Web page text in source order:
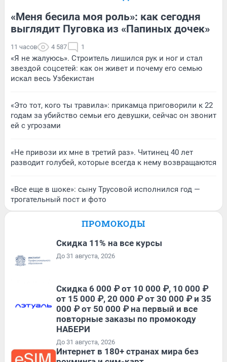
«Меня бесила моя роль»: как сегодня
выглядит Пуговка из «Папиных дочек»
11 часов 4 587 1
«Я не жалуюсь». Строитель лишился рук и ног и стал
звездой соцсетей: как он живет и почему его семью
искал весь Узбекистан
«Это тот, кого ты травила»: прикамца приговорили к 22
годам за убийство семьи его девушки, сейчас он звонит
ей с угрозами
«Не привози их мне в третий раз». Читинец 40 лет
разводит голубей, которые всегда к нему возвращаются
«Все еще в шоке»: сыну Трусовой исполнился год —
трогательный пост и фото
ПРОМОКОДЫ
Скидка 11% на все курсы
До 31 августа, 2026
Скидка 6 000 ₽ от 10 000 ₽, 10 000 ₽
от 15 000 ₽, 20 000 ₽ от 30 000 ₽ и 35
000 ₽ от 50 000 ₽ на первый и все
повторные заказы по промокоду
НАБЕРИ
До 31 августа, 2026
Интернет в 180+ странах мира без